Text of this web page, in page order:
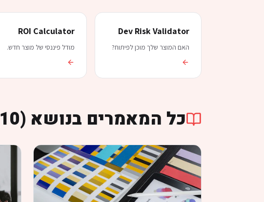
Dev Risk Validator
האם המוצר שלך מוכן לפיתוח?
ROI Calculator
מודל פיננסי של מוצר חדש.
כל המאמרים בנושא (10